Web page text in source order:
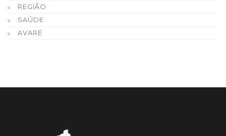
REGIÃO
SAÚDE
AVARÉ